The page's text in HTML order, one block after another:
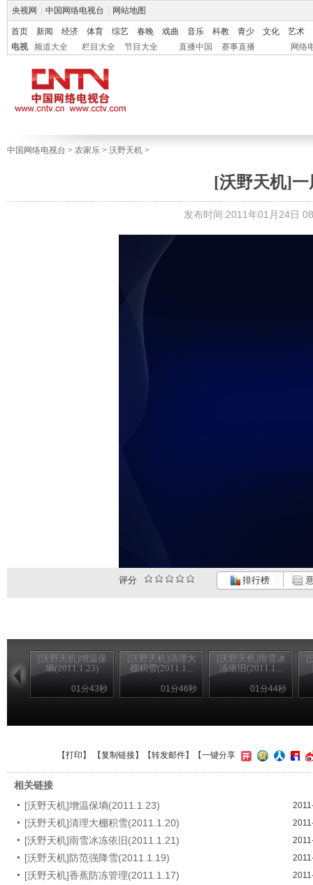
央视网 中国网络电视台 网站地图
首页 新闻 经济 体育 综艺 春晚 戏曲 音乐 科教 青少 文化
艺术
电视
频道大全 栏目大全 节目大全 直播中国 赛事直播 网络
中国网络电视台 > 农家乐 > 沃野天机 >
[沃野天机]一
发布时间:2011年01月24日
评分 排行榜
[沃野天机]增温保
墒(2011.1.23)
01分43秒
[沃野天机]清理大
棚积雪(2011.1...
01分46秒
[沃野天机]雨雪冰
冻依旧(2011.1...
01分44秒
[
【打印 】 【复制链接】【转发邮件】 【一键分享
相关链接
[沃野天机]增温保墒(2011.1.23)
[沃野天机]清理大棚积雪(2011.1.20)
[沃野天机]雨雪冰冻依旧(2011.1.21)
[沃野天机]防范强降雪(2011.1.19)
[沃野天机]香蕉防冻管理(2011.1.17)